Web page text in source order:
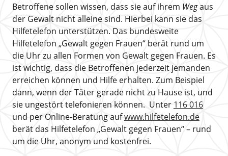
Betroffene sollen wissen, dass sie auf ihrem Wegaus
der Gewalt nicht alleine sind. Hierbei kann sie das
Hilfetelefon unterstützen. Das bundesweite
Hilfetelefon „Gewalt gegen Frauen“ berät rund um
die Uhr zu allen Formen von Gewalt gegen Frauen. Es
ist wichtig, dass die Betroffenen jederzeit jemanden
erreichen können und Hilfe erhalten. Zum Beispiel
dann, wenn der Täter gerade nicht zu Hause ist, und
sie ungestört telefonieren können. Unter 116 016
und per Online-Beratung aufwww.hilfetelefon.de
berät das Hilfetelefon „Gewalt gegen Frauen“ – rund
um die Uhr, anonym und kostenfrei.